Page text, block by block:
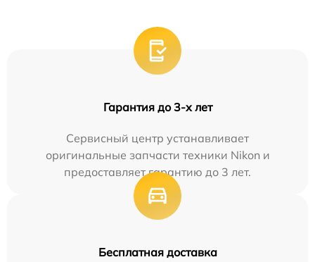
Гарантия до 3-х лет
Сервисный центр устанавливает
оригинальные запчасти техники Nikon и
предоставляет гарантию до 3 лет.
Бесплатная доставка